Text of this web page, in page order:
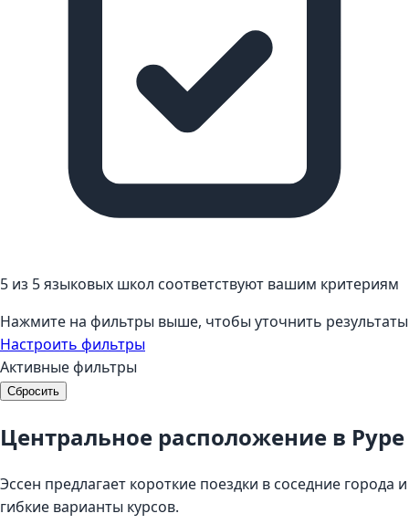
5 из 5 языковых школ соответствуют вашим критериям
Нажмите на фильтры выше, чтобы уточнить результаты
Настроить фильтры
Активные фильтры
Сбросить
Центральное расположение в Руре
Эссен предлагает короткие поездки в соседние города и
гибкие варианты курсов.